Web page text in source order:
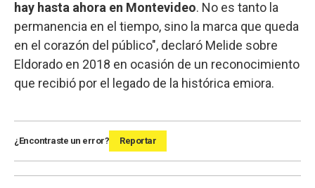
hay hasta ahora en Montevideo. No es tanto la
permanencia en el tiempo, sino la marca que queda
en el corazón del público", declaró Melide sobre
Eldorado en 2018 en ocasión de un reconocimiento
que recibió por el legado de la histórica emiora.
¿Encontraste un error? Reportar